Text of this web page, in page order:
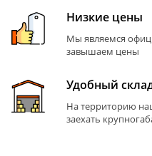
Низкие цены
Мы являемся
завышаем цены
Удобный
На территорию
заехать